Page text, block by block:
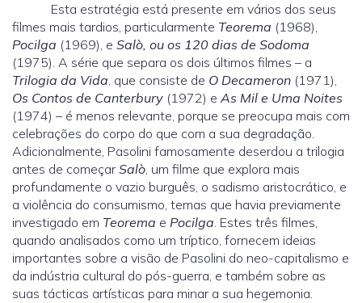
Esta estratégia está presente em vários dos seus
filmes mais tardios, particularmente Teorema (1968),
Pocilga (1969), e Salò, ou os 120 dias de Sodoma
(1975). A série que separa os dois últimos filmes – a
Trilogia da Vida, que consiste de O Decameron (1971),
Os Contos de Canterbury (1972) e As Mil e Uma Noites
(1974) – é menos relevante, porque se preocupa mais com
celebrações do corpo do que com a sua degradação.
Adicionalmente, Pasolini famosamente deserdou a trilogia
antes de começarSalò, um filme que explora mais
profundamente o vazio burguês, o sadismo aristocrático, e
a violência do consumismo, temas que havia previamente
investigado em Teorema e Pocilga. Estes três filmes,
quando analisados como um tríptico, fornecem ideias
importantes sobre a visão de Pasolini do neo-capitalismo e
da indústria cultural do pós-guerra, e também sobre as
suas tácticas artísticas para minar a sua hegemonia.